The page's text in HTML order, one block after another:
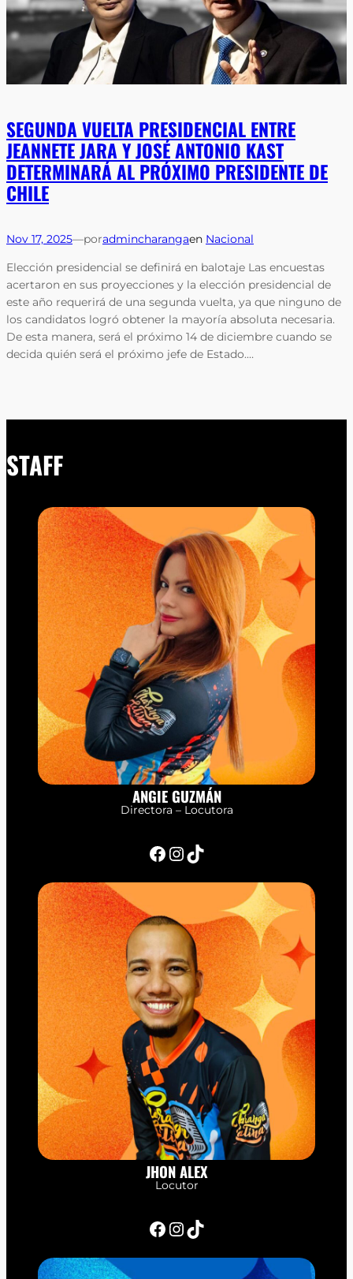
SEGUNDA VUELTA PRESIDENCIAL ENTRE
JEANNETE JARA Y JOSÉ ANTONIO KAST
DETERMINARÁ AL PRÓXIMO PRESIDENTE DE
CHILE
Nov 17, 2025—poradmincharangaen Nacional
Elección presidencial se definirá en balotaje Las encuestas
acertaron en sus proyecciones y la elección presidencial de
este año requerirá de una segunda vuelta, ya que ninguno de
los candidatos logró obtener la mayoría absoluta necesaria.
De esta manera, será el próximo 14 de diciembre cuando se
decida quién será el próximo jefe de Estado.…
STAFF
ANGIE GUZMÁN
Directora – Locutora
Facebook InstagramTikTok
JHON ALEX
Locutor
Facebook InstagramTikTok